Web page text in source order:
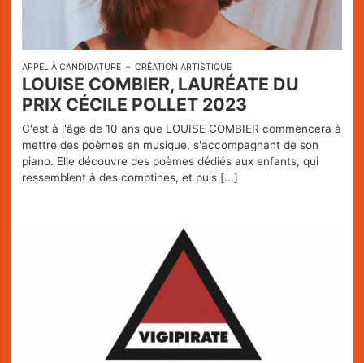
APPEL À CANDIDATURE CRÉATION ARTISTIQUE
LOUISE COMBIER, LAURÉATE DU
PRIX CÉCILE POLLET 2023
C'est à l'âge de 10 ans que LOUISE COMBIER commencera à
mettre des poèmes en musique, s'accompagnant de son
piano. Elle découvre des poèmes dédiés aux enfants, qui
ressemblent à des comptines, et puis [...]